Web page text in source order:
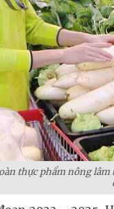
thực phẩm nông lâm